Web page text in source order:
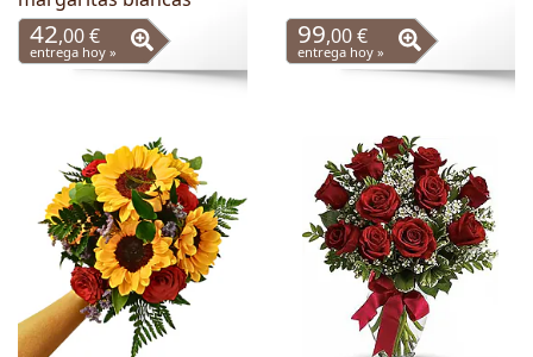
42,00 €
entrega hoy »
99,00 €
entrega hoy »